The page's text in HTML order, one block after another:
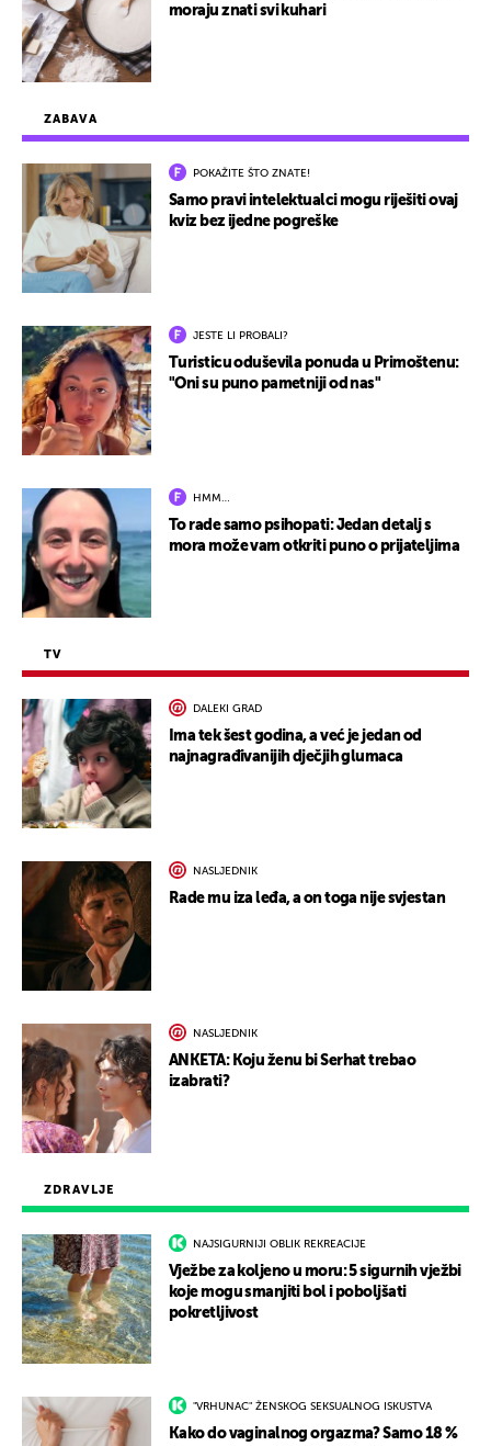
ZDRAVLJE
NAJSIGURNIJI OBLIK REKREACIJE
Vježbe za koljeno u moru: 5 sigurnih vježbi
koje mogu smanjiti bol i poboljšati
pokretljivost
"VRHUNAC" ŽENSKOG SEKSUALNOG ISKUSTVA
Kako do vaginalnog orgazma? Samo 18 %
ZABAVA
POKAŽITE ŠTO ZNATE!
Samo pravi intelektualci mogu riješiti ovaj
kviz bez ijedne pogreške
JESTE LI PROBALI?
Turisticu oduševila ponuda u Primoštenu:
"Oni su puno pametniji od nas"
HMM…
To rade samo psihopati: Jedan detalj s
mora može vam otkriti puno o prijateljima
TV
DALEKI GRAD
Ima tek šest godina, a već je jedan od
najnagrađivanijih dječjih glumaca
NASLJEDNIK
Rade mu iza leđa, a on toga nije svjestan
NASLJEDNIK
ANKETA: Koju ženu bi Serhat trebao
izabrati?
moraju znati svi kuhari